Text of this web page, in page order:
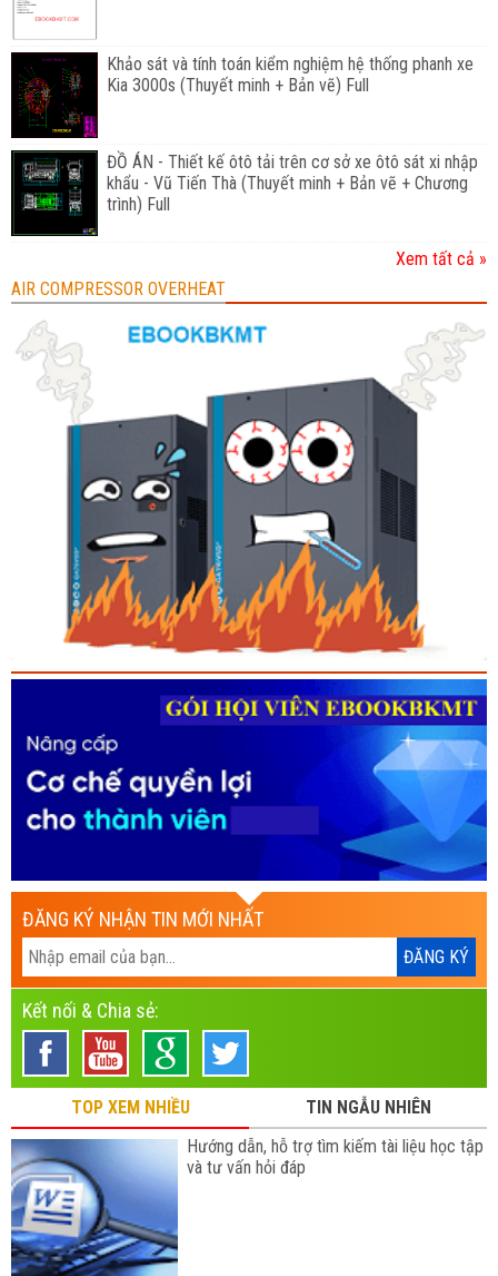
Khảo sát và tính toán kiểm nghiệm hệ thống phanh xe
Kia 3000s (Thuyết minh + Bản vẽ) Full
ĐỒ ÁN - Thiết kế ôtô tải trên cơ sở xe ôtô sát xi nhập
khẩu - Vũ Tiến Thà (Thuyết minh + Bản vẽ + Chương
trình) Full
Xem tất cả »
AIR COMPRESSOR OVERHEAT
ĐĂNG KÝ NHẬN TIN MỚI NHẤT
Kết nối & Chia sẻ:
TOP XEM NHIỀU
TIN NGẪU NHIÊN
Hướng dẫn, hỗ trợ tìm kiếm tài liệu học tập
và tư vấn hỏi đáp